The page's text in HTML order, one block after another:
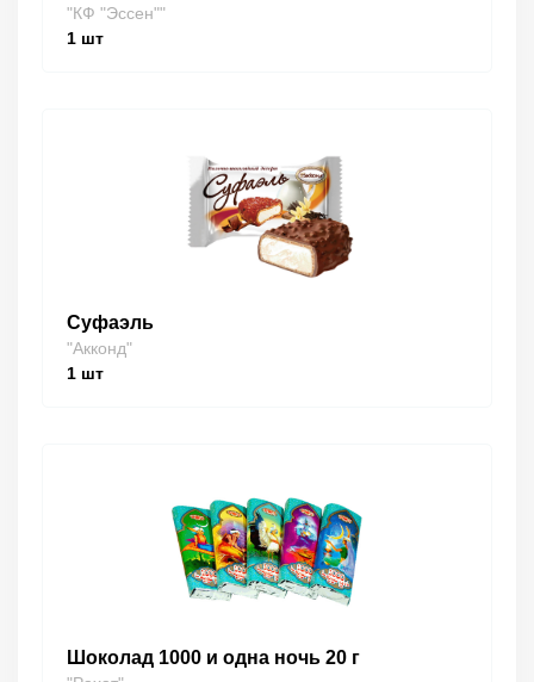
"КФ "Эссен""
1 шт
Суфаэль
"Акконд"
1 шт
Шоколад 1000 и одна ночь 20 г